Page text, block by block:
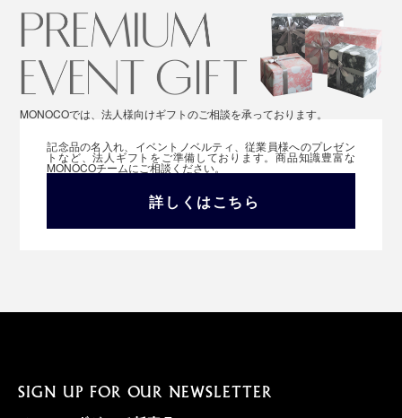
MONOCOでは、法人様向けギフトのご相談を承っております。
記念品の名入れ、イベントノベルティ、従業員様へのプレゼン
トなど、法人ギフトをご準備しております。商品知識豊富な
MONOCOチームにご相談ください。
詳しくはこちら
SIGN UP FOR OUR NEWSLETTER